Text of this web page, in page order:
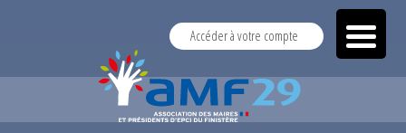
Accéder à votre compte